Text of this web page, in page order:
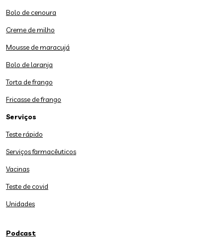
Bolo de cenoura
Creme de milho
Mousse de maracujá
Bolo de laranja
Torta de frango
Fricasse de frango
Serviços
Teste rápido
Serviços farmacêuticos
Vacinas
Teste de covid
Unidades
Podcast